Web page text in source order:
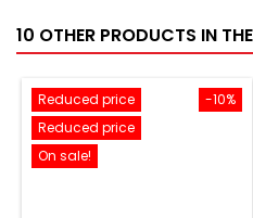
10 OTHER PRODUCTS IN
-10%
Reduced price
Reduced price
On sale!